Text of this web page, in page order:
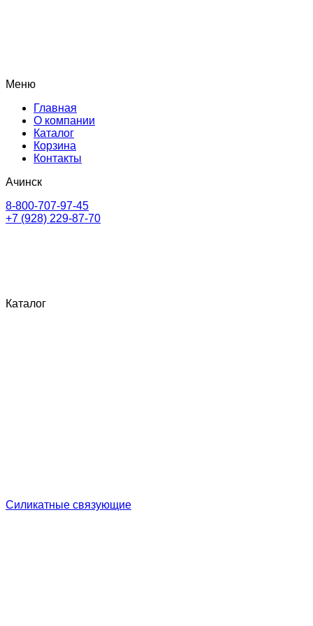
Меню
Главная
О компании
Каталог
Корзина
Контакты
Ачинск
8-800-707-97-45
+7 (928) 229-87-70
Каталог
Cиликатные связующие